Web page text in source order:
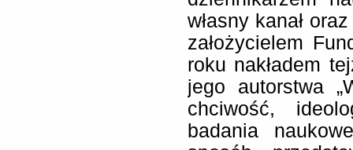
własny kanał
założycielem
roku nakładem
jego autorstwa
chciwość,
badania